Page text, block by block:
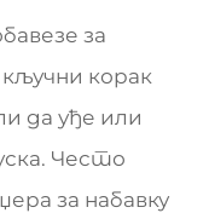
за
корак
да уђе или
Често
за набавку